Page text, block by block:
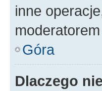
inne
Góra
Dlaczego